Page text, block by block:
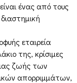
ένας από τους
εταιρεία
της, κρίσιμες
ζωής των
απορριμμάτων,